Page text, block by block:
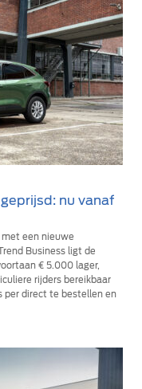
nu vanaf
met een nieuwe
Business ligt de
€ 5.000 lager,
rijders bereikbaar
per direct te bestellen en